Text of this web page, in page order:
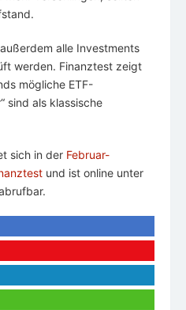
alle Investments
werden. Finanztest zeigt
mögliche ETF-
sind als klassische
sich in der Februar-
und ist online unter